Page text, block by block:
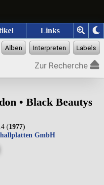
Links
Zur Recherche
• Black Beautys
(1977)
GmbH